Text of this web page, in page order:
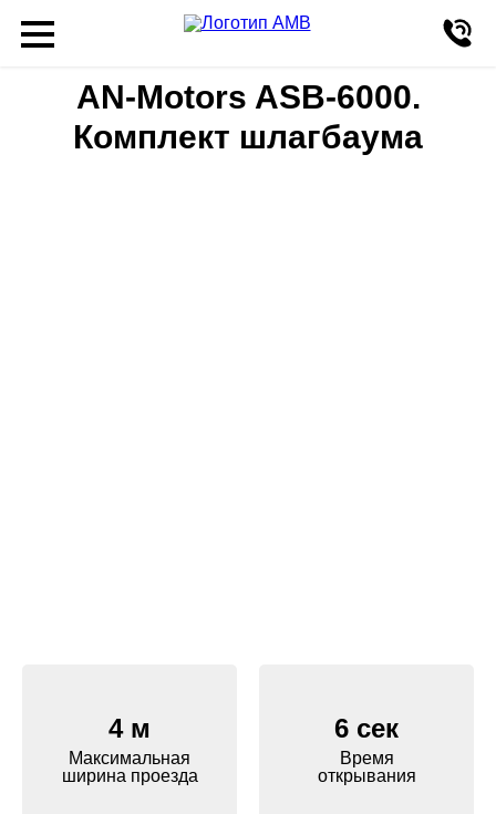
AN-Motors ASB-6000.
Комплект шлагбаума
4 м
Максимальная
ширина проезда
6 сек
Время
открывания